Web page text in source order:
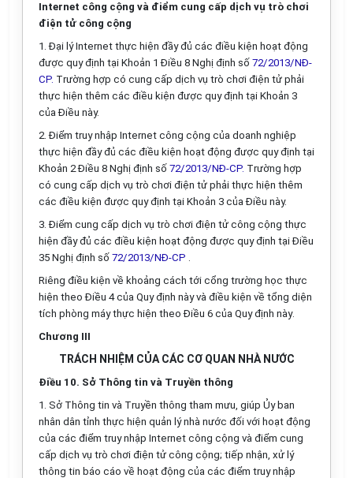
Internet công cộng và điểm cung cấp dịch vụ trò chơi
điện tử công cộng
1.Đại ý Internet thực hiện đầy đủ các điều kiện hoạt động
được quy định tại Khoản 1 Điều 8 Nghị định số 72/2013/NĐ-
CP. Trường hợp có cung cấp dịch vụ trò chơi điện tử phải
thực hiện thêm các điều kiện được quy định tại Khoản 3
củaĐiều này.
2.Điểm truy nhập Internet công cộng của doanh nghiệp
thực hiện đầy đủ các điều kiện hoạt động được quy định tại
Khoản 2 Điều 8 Nghị định số 72/2013/NĐ-CP. Trường hợp
có cung cấp dịch vụ trò chơi điện tử phải thực hiện thêm
các điều kiện được quy định tại Khoản 3 của Điều này.
3.Điểm cung cấp dịch vụ trò chơi điện tử công cộng thực
hiện đầy đủ các điều kiện hoạt động được quy định tại Điều
35 Nghị định số 72/2013/NĐ-CP .
Riêng điều kiện về khoảng cách tới cổng trường học thực
hiện theo Điều 4 của Quy định này và điều kiện về tổng diện
tích phòng máy thực hiện theo Điều 6 của Quy định này.
Chương III
TRÁCH NHIỆM CỦA CÁC CƠ QUAN NHÀ NƯỚC
Điều 10. Sở Thông tin và Truyền thông
1. Sở Thông tin và Truyền thông tham mưu, giúp Ủy ban
nhân dân tỉnh thực hiện quản lý nhà nước đối với hoạt động
của các điểm truy nhập Internet công cộng và điểm cung
cấp dịch vụ trò chơi điện tử công cộng; tiếp nhận, xử lý
thông tin báo cáo về hoạt động của các điểm truy nhập